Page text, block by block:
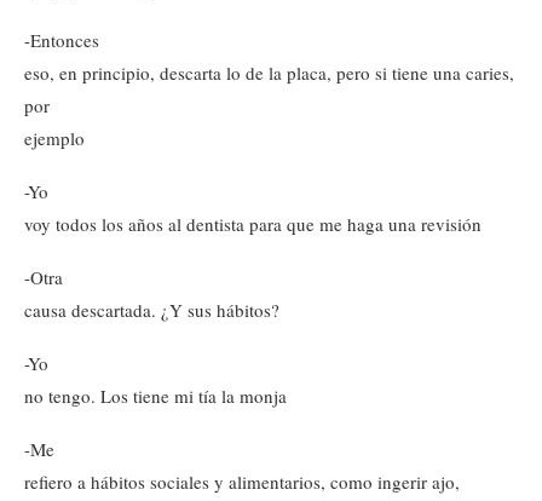
-Entonces
eso, en principio, descarta lo de la placa, pero si tiene una caries,
por
ejemplo
-Yo
voy todos los años al dentista para que me haga una revisión
-Otra
causa descartada. ¿Y sus hábitos?
-Yo
no tengo. Los tiene mi tía la monja
-Me
refiero a hábitos sociales y alimentarios, como ingerir ajo,